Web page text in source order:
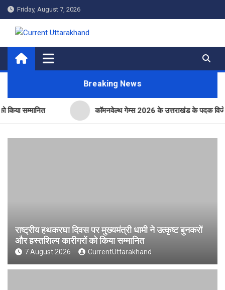
Skip
to
content
Friday, August 7, 2026
Current Uttarakhand
Breaking News
कॉमनवेल्थ गेम्स 2026 के उत्तराखंड के पदक विजेताओं और
राष्ट्रीय हथकरघा दिवस पर मुख्यमंत्री धामी ने उत्कृष्ट बुनकरों
और हस्तशिल्प कारीगरों को किया सम्मानित
7 August 2026 CurrentUttarakhand